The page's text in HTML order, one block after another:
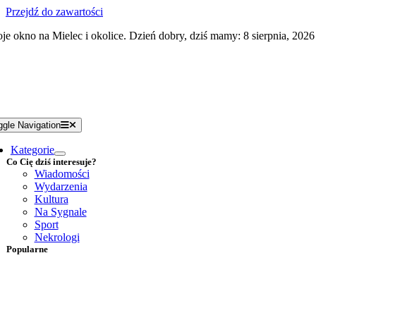
Przejdź do zawartości
okno na Mielec i okolice. Dzień dobry, dziś mamy: 8 sierpnia, 2026
Navigation
Kategorie
Co Cię dziś interesuje?
Wiadomości
Wydarzenia
Kultura
Na Sygnale
Sport
Nekrologi
Popularne